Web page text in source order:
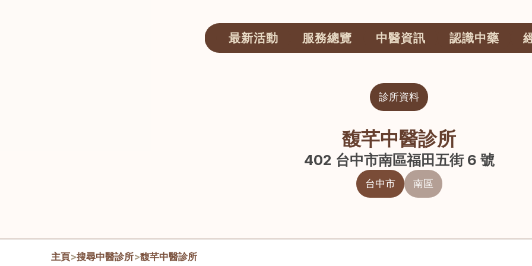
最新活動 服務總覽 中醫資訊 認識中藥
診所資料
馥芊中醫診所
402 台中市南區福田五街 6 號
台中市 南區
主頁>搜尋中醫診所>馥芊中醫診所